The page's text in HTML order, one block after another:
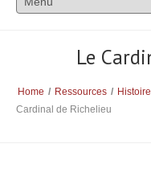
Le
Home / Ressources /
Cardinal de Richelieu